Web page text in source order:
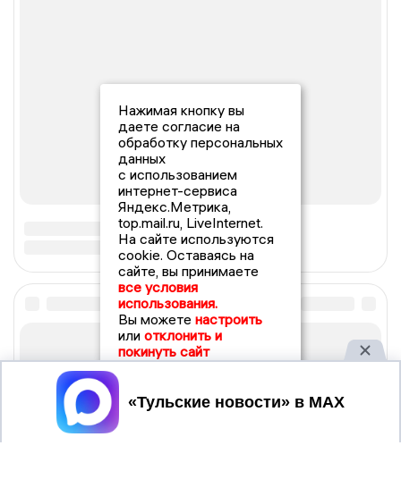
Нажимая кнопку вы
даете согласие на
обработку персональных
данных
с использованием
интернет-сервиса
Яндекс.Метрика,
top.mail.ru, LiveInternet.
На сайте используются
cookie. Оставаясь на
сайте, вы принимаете
все условия
использования.
Вы можете настроить
или отклонить и
покинуть сайт
Принять